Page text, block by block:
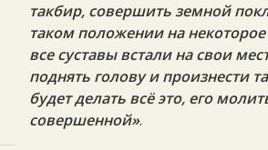
такбир, совершить земной
таком положении на
все суставы встали на свои
поднять голову и произнести
будет делать всё это, его
совершенной».